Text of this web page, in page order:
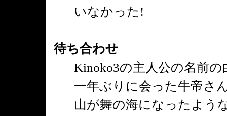
いなかった!
待ち合わせ
Kinoko3の主人公の名前
一年ぶりに会った牛帝さ
山が舞の海になったよう